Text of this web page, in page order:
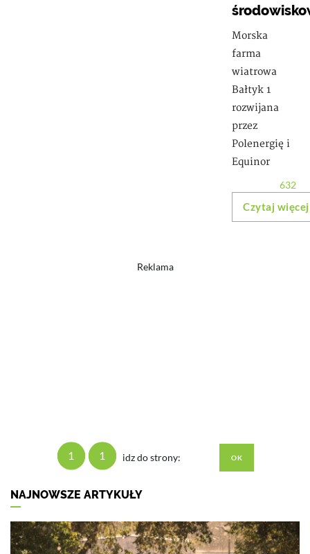
Morska
farma
wiatrowa
Bałtyk 1
rozwijana
przez
Polenergię i
Equinor
632
Czytaj więcej
Reklama
1 1 idz do strony:
NAJNOWSZE ARTYKUŁY